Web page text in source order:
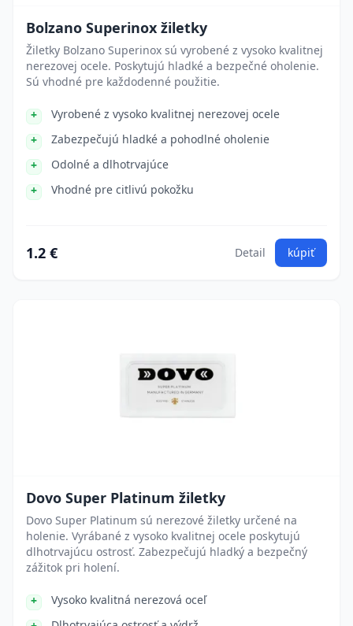
Bolzano Superinox žiletky
Žiletky Bolzano Superinox sú vyrobené z vysoko kvalitnej
nerezovej ocele. Poskytujú hladké a bezpečné oholenie.
Sú vhodné pre každodenné použitie.
Vyrobené z vysoko kvalitnej nerezovej ocele
Zabezpečujú hladké a pohodlné oholenie
Odolné a dlhotrvajúce
Vhodné pre citlivú pokožku
1.2 € Detail kúpiť
Dovo Super Platinum žiletky
Dovo Super Platinum sú nerezové žiletky určené na
holenie. Vyrábané z vysoko kvalitnej ocele poskytujú
dlhotrvajúcu ostrosť. Zabezpečujú hladký a bezpečný
zážitok pri holení.
Vysoko kvalitná nerezová oceľ